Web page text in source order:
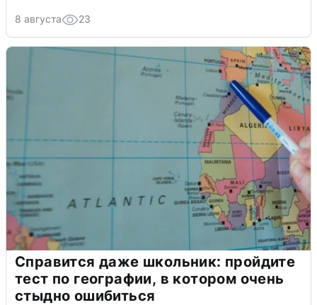
8 августа 23
Справится даже школьник: пройдите
тест по географии, в котором очень
стыдно ошибиться